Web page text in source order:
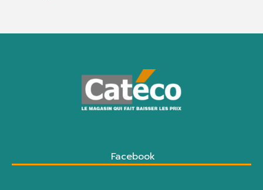
Facebook